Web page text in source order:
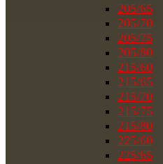
205/65
205/70
205/75
205/80
215/60
215/65
215/70
215/75
215/80
225/60
225/65